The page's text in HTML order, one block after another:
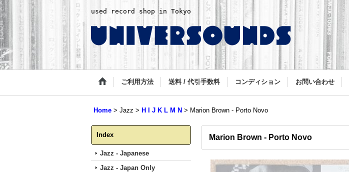
used record shop in Tokyo
ご利用方法 送料 / 代引手数料 コンディション お問い合わせ
Home > Jazz > H I J K L M N > Marion Brown - Porto Novo
Index
Jazz - Japanese
Jazz - Japan Only
Marion Brown - Porto Novo